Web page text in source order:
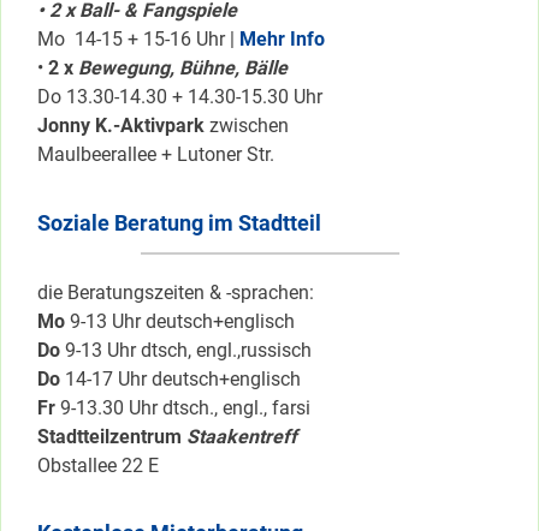
• 2 x Ball- & Fangspiele
Mo 14-15 + 15-16 Uhr |
Mehr Info
• 2 x Bewegung, Bühne, Bälle
Do 13.30-14.30 + 14.30-15.30 Uhr
Jonny K.-Aktivpark zwischen
Maulbeerallee + Lutoner Str.
Soziale Beratung im Stadtteil
die Beratungszeiten & -sprachen:
Mo 9-13 Uhr deutsch+englisch
Do 9-13 Uhr dtsch, engl.,russisch
Do 14-17 Uhr deutsch+englisch
Fr 9-13.30 Uhr dtsch., engl., farsi
Stadtteilzentrum Staakentreff
Obstallee 22 E